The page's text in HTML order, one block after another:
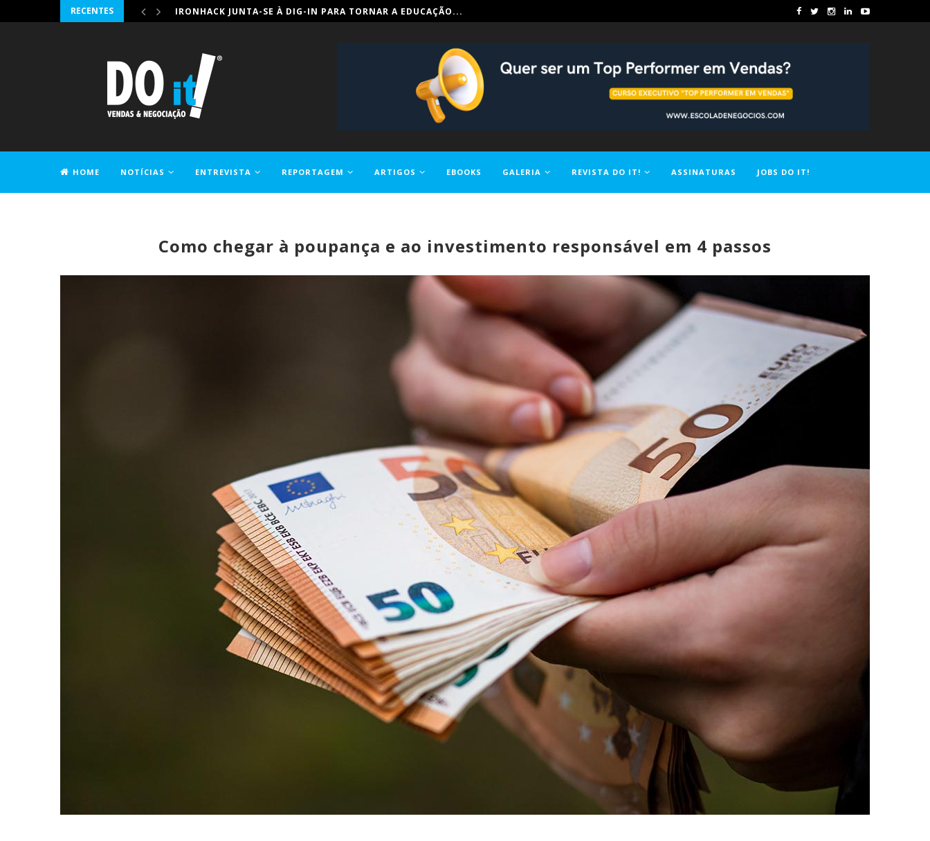
RECENTES IRONHACK JUNTA-SE À DIG-IN PARA TORNAR A EDUCAÇÃO...
HOME NOTÍCIAS ENTREVISTA REPORTAGEM ARTIGOS EBOOKS GALERIA REVISTA DO IT! ASSINATURAS JOBS DO IT!
Como chegar à poupança e ao investimento responsável em 4 passos